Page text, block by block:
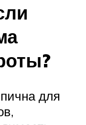
для